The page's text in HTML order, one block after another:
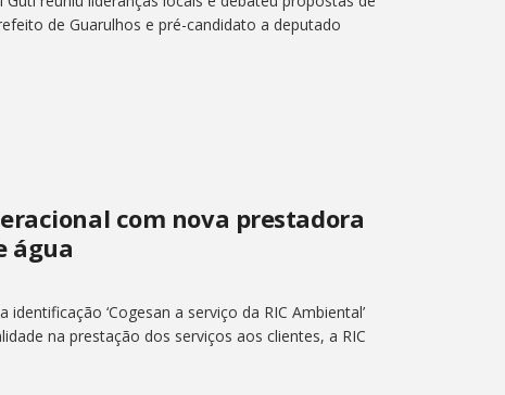
de Guarulhos e pré-candidato a deputado
com nova prestadora
água
‘Cogesan a serviço da RIC Ambiental’
na prestação dos serviços aos clientes, a RIC